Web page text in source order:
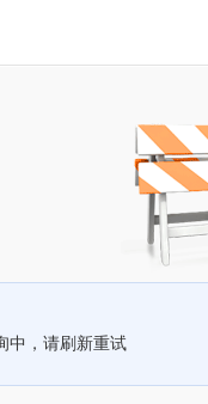
中，请刷新重试